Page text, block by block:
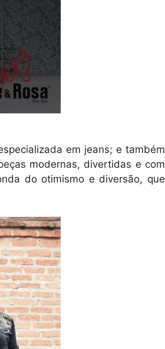
em jeans; e também
modernas, divertidas e com
do otimismo e diversão, que